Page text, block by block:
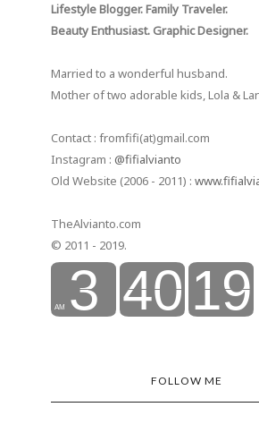
Lifestyle Blogger. Family Traveler.
Beauty Enthusiast. Graphic Designer.
Married to a wonderful husband.
Mother of two adorable kids, Lola &
Contact : fromfifi(at)gmail.com
Instagram : @fifialvianto
Old Website (2006 - 2011) :
TheAlvianto.com
© 2011 - 2019.
FOLLOW ME